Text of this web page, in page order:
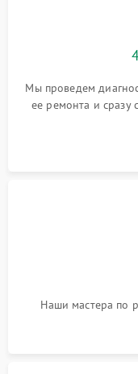
Мы проведем
ее ремонта и сразу
Наши мастера по